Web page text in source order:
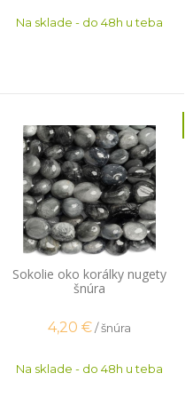
Na sklade - do 48h u teba
Sokolie oko korálky nugety
šnúra
4,20 €/ šnúra
Na sklade - do 48h u teba